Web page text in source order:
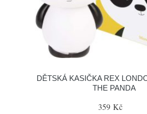
DĚTSKÁ KASIČKA REX
THE PANDA
359 Kč